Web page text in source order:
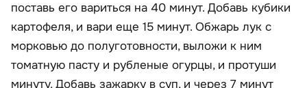
поставь его вариться на 40 минут. Добавь кубики
картофеля, и вари еще 15 минут. Обжарь лук с
морковью до полуготовности, выложи к ним
томатную пасту и рубленые огурцы, и протуши
минуту. Добавь зажарку в суп, и через 7 минут